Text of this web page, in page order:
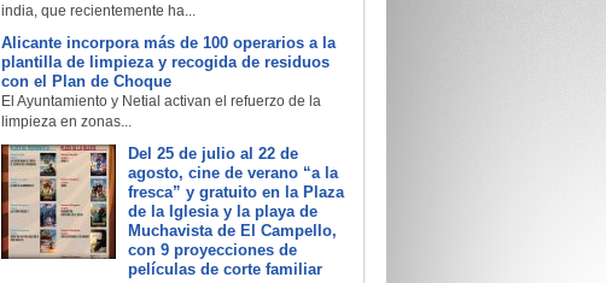
india, que recientemente ha...
Alicante incorpora más de 100 operarios a la
plantilla de limpieza y recogida de residuos
con el Plan de Choque
El Ayuntamiento y Netial activan el refuerzo de la
limpieza en zonas...
Del 25 de julio al 22 de
agosto, cine de verano “a la
fresca” y gratuito en la Plaza
de la Iglesia y la playa de
Muchavista de El Campello,
con 9 proyecciones de
películas de corte familiar